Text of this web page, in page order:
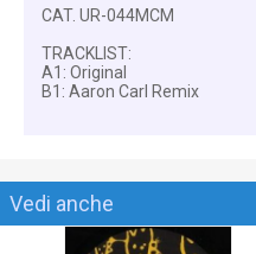
CAT. UR-044MCM
TRACKLIST:
A1: Original
B1: Aaron Carl Remix
Vedi anche